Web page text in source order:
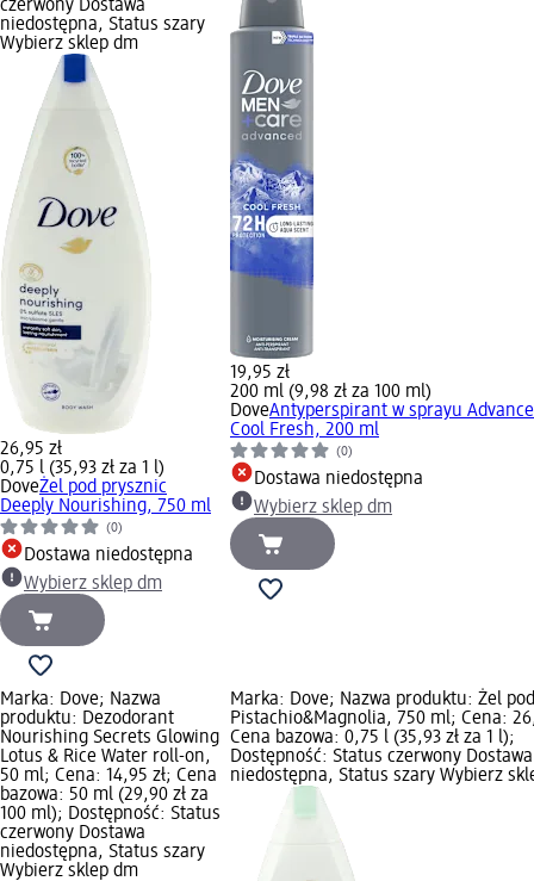
czerwony Dostawa
niedostępna, Status szary
Wybierz sklep dm
26,95 zł
0,75 l (35,93 zł za 1 l)
DoveŻel pod prysznic
Deeply Nourishing, 750 ml
(0)
Dostawa niedostępna
Wybierz sklep dm
19,95 zł
200 ml (9,98 zł za 100 ml)
DoveAntyperspirant w sprayu
Cool Fresh, 200 ml
(0)
Dostawa niedostępna
Wybierz sklep dm
Marka: Dove; Nazwa
produktu: Dezodorant
Nourishing Secrets Glowing
Lotus & Rice Water roll-on,
50 ml; Cena: 14,95 zł; Cena
bazowa: 50 ml (29,90 zł za
100 ml); Dostępność: Status
czerwony Dostawa
niedostępna, Status szary
Wybierz sklep dm
Marka: Dove; Nazwa produktu: Żel
Pistachio&Magnolia, 750 ml; Cena:
Cena bazowa: 0,75 l (35,93 zł za 1 l);
Dostępność: Status czerwony Dostawa
niedostępna, Status szary Wybierz